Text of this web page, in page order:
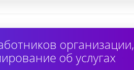
организации,
об услугах